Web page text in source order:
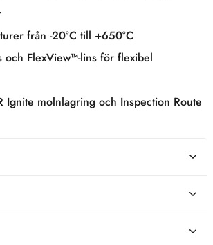
från -20°C till +650°C
och FlexView™-lins för flexibel
Ignite molnlagring och Inspection Route